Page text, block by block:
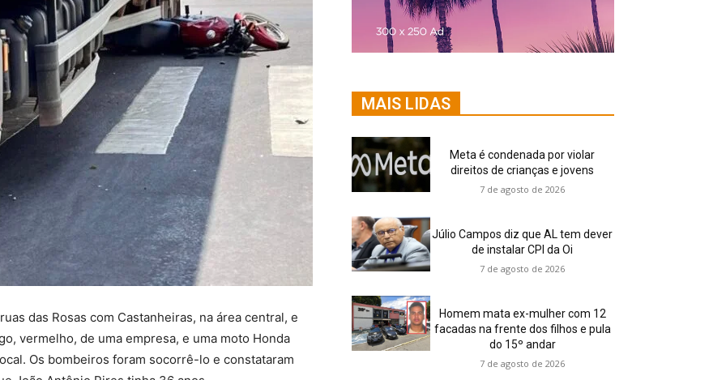
das Rosas com Castanheiras, na área central, e
vermelho, de uma empresa, e uma moto Honda
Os bombeiros foram socorrê-lo e constataram
MAIS LIDAS
Meta é condenada por violar
direitos de crianças e jovens
7 de agosto de 2026
Júlio Campos diz que AL tem dever
de instalar CPI da Oi
7 de agosto de 2026
Homem mata ex-mulher com 12
facadas na frente dos filhos e pula
do 15º andar
7 de agosto de 2026